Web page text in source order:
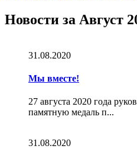
Новости за Август
31.08.2020
Мы вместе!
27 августа 2020 года
памятную медаль п...
31.08.2020